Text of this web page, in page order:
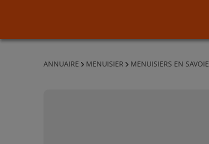
ANNUAIRE MENUISIER MENUISIERS EN SAVOIE